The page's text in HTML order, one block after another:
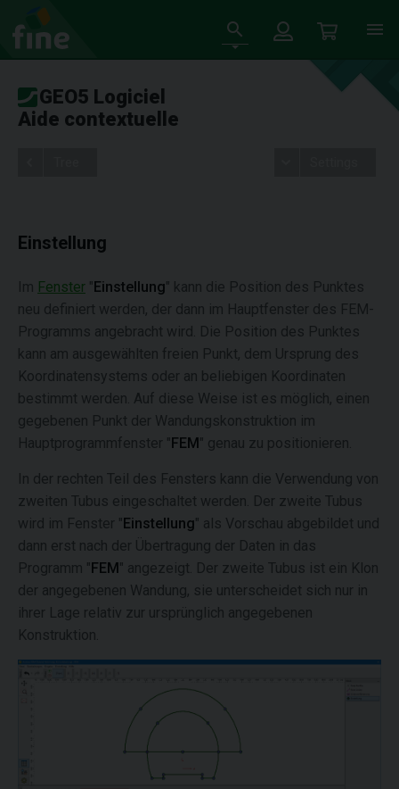
GEO5 Logiciel
Aide contextuelle
Einstellung
Im Fenster "Einstellung" kann die Position des Punktes
neu definiert werden, der dann im Hauptfenster des FEM-
Programms angebracht wird. Die Position des Punktes
kann am ausgewählten freien Punkt, dem Ursprung des
Koordinatensystems oder an beliebigen Koordinaten
bestimmt werden. Auf diese Weise ist es möglich, einen
gegebenen Punkt der Wandungskonstruktion im
Hauptprogrammfenster "FEM" genau zu positionieren.
In der rechten Teil des Fensters kann die Verwendung von
zweiten Tubus eingeschaltet werden. Der zweite Tubus
wird im Fenster "Einstellung" als Vorschau abgebildet und
dann erst nach der Übertragung der Daten in das
Programm "FEM" angezeigt. Der zweite Tubus ist ein Klon
der angegebenen Wandung, sie unterscheidet sich nur in
ihrer Lage relativ zur ursprünglich angegebenen
Konstruktion.